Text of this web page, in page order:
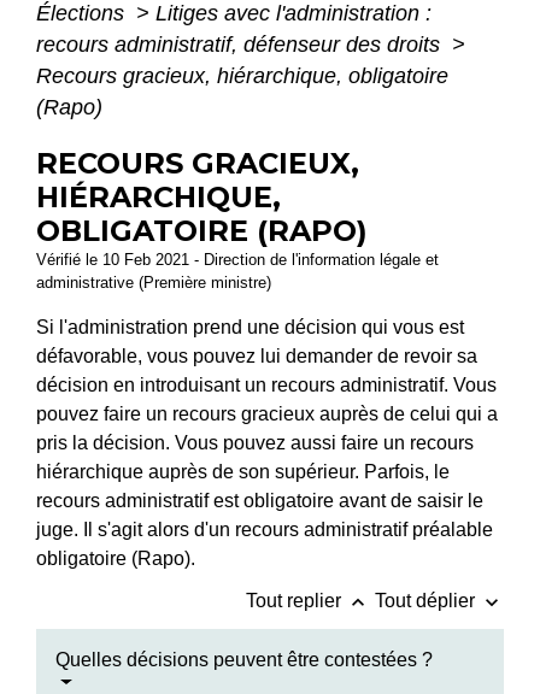
Élections > Litiges avec l'administration :
recours administratif, défenseur des droits >
Recours gracieux, hiérarchique, obligatoire
(Rapo)
RECOURS GRACIEUX,
HIÉRARCHIQUE,
OBLIGATOIRE (RAPO)
Vérifié le 10 Feb 2021 - Direction de l'information légale et
administrative (Première ministre)
Si l'administration prend une décision qui vous est
défavorable, vous pouvez lui demander de revoir sa
décision en introduisant un recours administratif. Vous
pouvez faire un recours gracieux auprès de celui qui a
pris la décision. Vous pouvez aussi faire un recours
hiérarchique auprès de son supérieur. Parfois, le
recours administratif est obligatoire avant de saisir le
juge. Il s'agit alors d'un recours administratif préalable
obligatoire (Rapo).
Tout replier keyboard_arrow_up Tout déplier keyboard_arrow_down
Quelles décisions peuvent être contestées ?